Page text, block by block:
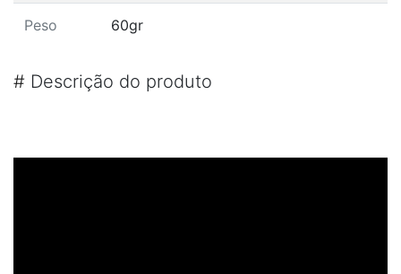
Peso 60gr
# Descrição do produto